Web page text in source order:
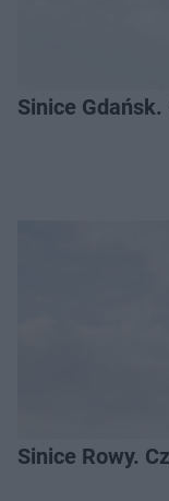
Sinice
Sinice Rowy.